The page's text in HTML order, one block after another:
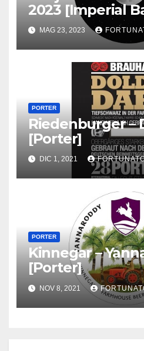
2023 [Imperial
MAG 23, 2023
PORTER
Riedenburger –
[Porter]
DIC 1, 2021
PORTER
Kinnegar –
[Porter]
NOV 8, 2021